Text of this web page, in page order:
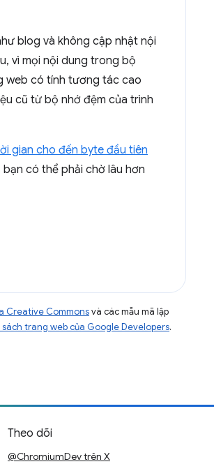
blog và không cập nhật nội
vì mọi nội dung trong bộ
web có tính tương tác cao
cũ từ bộ nhớ đệm của trình
gian cho đến byte đầu tiên
có thể phải chờ lâu hơn
Creative Commonsvà các mẫu mã lập
sách trang web của Google Developers.
Theo dõi
@ChromiumDev trên X